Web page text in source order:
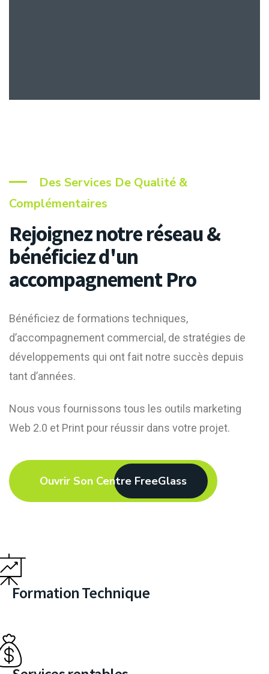
Des Services De Qualité &
Complémentaires
Rejoignez notre réseau &
bénéficiez d'un
accompagnement Pro
Bénéficiez de formations techniques,
d’accompagnement commercial, de stratégies de
développements qui ont fait notre succès depuis
tant d’années.
Nous vous fournissons tous les outils marketing
Web 2.0 et Print pour réussir dans votre projet.
Ouvrir Son Centre FreeGlass
Formation Technique